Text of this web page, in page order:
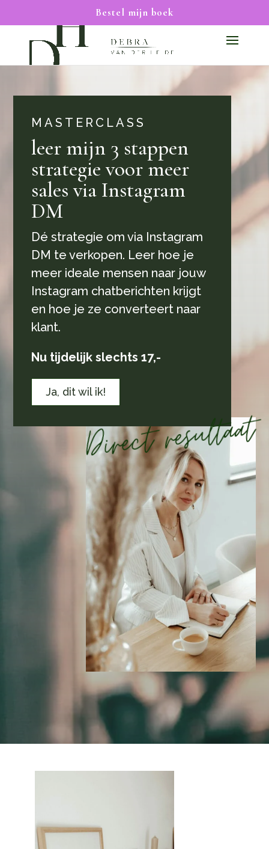
Bestel mijn boek
MASTERCLASS
leer mijn 3 stappen
strategie voor meer
sales via Instagram
DM
Dé strategie om via Instagram
DM te verkopen. Leer hoe je
meer ideale mensen naar jouw
Instagram chatberichten krijgt
en hoe je ze converteert naar
klant.
Nu tijdelijk slechts 17,-
Ja, dit wil ik!
Directresultaat